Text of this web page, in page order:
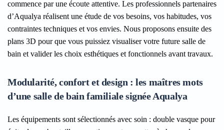
commence par une écoute attentive. Les professionnels partenaires
d’Aqualya réalisent une étude de vos besoins, vos habitudes, vos
contraintes techniques et vos envies. Nous proposons ensuite des
plans 3D pour que vous puissiez visualiser votre future salle de
bain et valider les choix esthétiques et fonctionnels avant travaux.
Modularité, confort et design : les maîtres mots
d’une salle de bain familiale signée Aqualya
Les équipements sont sélectionnés avec soin : double vasque pour